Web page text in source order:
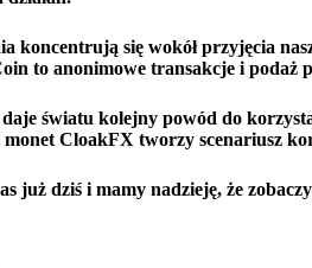
koncentrują się wokół przyjęcia
to anonimowe transakcje i podaż
światu kolejny powód do
CloakFX tworzy scenariusz
już dziś i mamy nadzieję, że